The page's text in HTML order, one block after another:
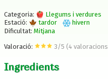
Categoria:
Llegums i verdures
Estació:
tardor
hivern
Dificultat: Mitjana
Valoració: 3 /5 (4 valoracions
Ingredients